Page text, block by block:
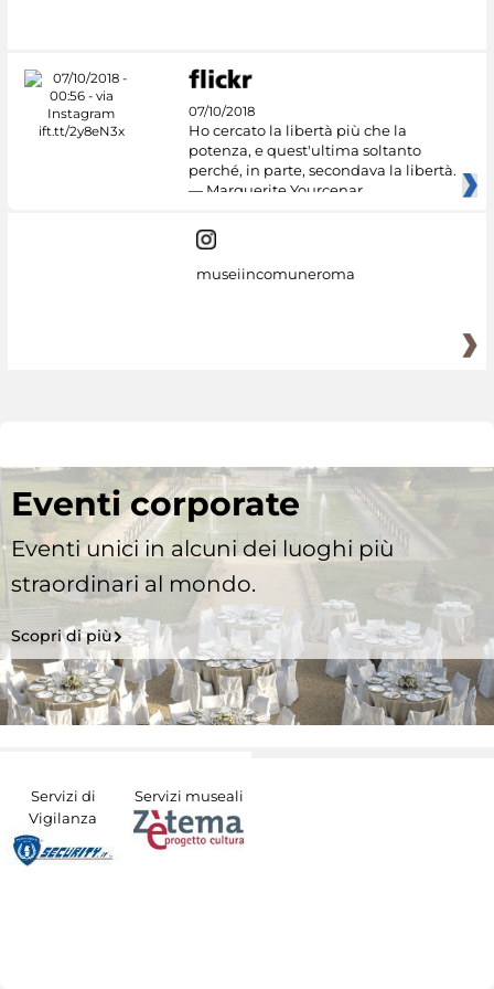
07/10/2018
Ho cercato la libertà più che la
potenza, e quest'ultima soltanto
perché, in parte, secondava la libertà.
— Marguerite Yourcenar
museiincomuneroma
Eventi corporate
Eventi unici in alcuni dei luoghi più
straordinari al mondo.
Scopri di più
Servizi di
Vigilanza
Servizi museali